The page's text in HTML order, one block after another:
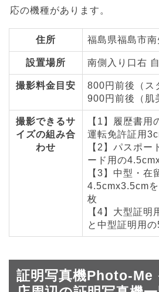
応の機種があります。
住所 福島県福島市
設置場所 南側入り口右
撮影料金目安
800円前後（ス
900円前後（肌
撮影できるサ
イズの組み合
わせ
【1】履歴書用
運転免許証用
【2】パスポー
ード用の
【3】中型・在
4.5cmx3.5cm
枚
【4】大型証
と中型証明用
証明写真機Photo-Me